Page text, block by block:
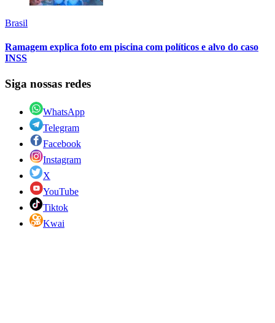
Brasil
Ramagem explica foto em piscina com políticos e alvo do caso
INSS
Siga nossas redes
WhatsApp
Telegram
Facebook
Instagram
X
YouTube
Tiktok
Kwai